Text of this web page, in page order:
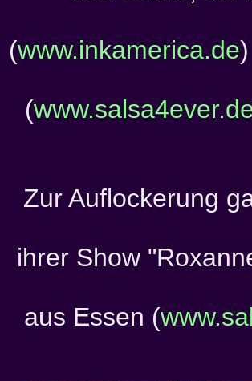
(www.inkamerica.de
(
Zur Auflockerung
ihrer Show
aus Essen (